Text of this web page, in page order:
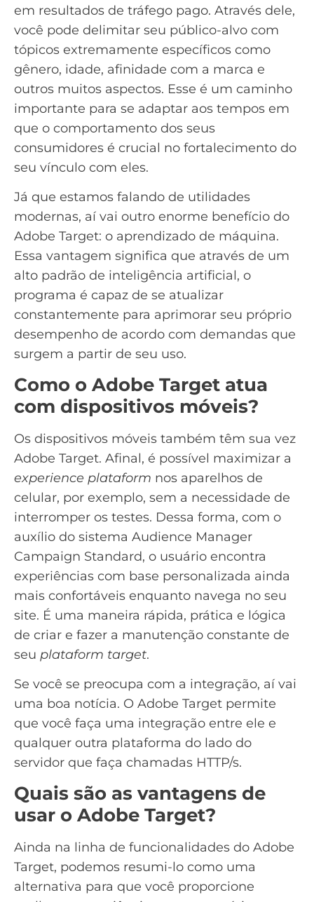
em resultados de tráfego pago. Através dele,
você pode delimitar seu público-alvo com
tópicos extremamente específicos como
gênero, idade, afinidade com a marca e
outros muitos aspectos. Esse é um caminho
importante para se adaptar aos tempos em
que o comportamento dos seus
consumidores é crucial no fortalecimento do
seu vínculo com eles.
Já que estamos falando de utilidades
modernas, aí vai outro enorme benefício do
Adobe Target: o aprendizado de máquina.
Essa vantagem significa que através de um
alto padrão de inteligência artificial, o
programa é capaz de se atualizar
constantemente para aprimorar seu próprio
desempenho de acordo com demandas que
surgem a partir de seu uso.
Como o Adobe Target atua
com dispositivos móveis?
Os dispositivos móveis também têm sua vez
Adobe Target. Afinal, é possível maximizar a
experience plataform nos aparelhos de
celular, por exemplo, sem a necessidade de
interromper os testes. Dessa forma, com o
auxílio do sistema Audience Manager
Campaign Standard, o usuário encontra
experiências com base personalizada ainda
mais confortáveis enquanto navega no seu
site. É uma maneira rápida, prática e lógica
de criar e fazer a manutenção constante de
seu plataform target.
Se você se preocupa com a integração, aí vai
uma boa notícia. O Adobe Target permite
que você faça uma integração entre ele e
qualquer outra plataforma do lado do
servidor que faça chamadas HTTP/s.
Quais são as vantagens de
usar o Adobe Target?
Ainda na linha de funcionalidades do Adobe
Target, podemos resumi-lo como uma
alternativa para que você proporcione